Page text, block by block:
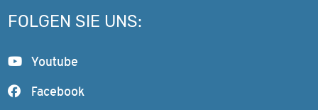
FOLGEN SIE UNS:
Youtube
Facebook